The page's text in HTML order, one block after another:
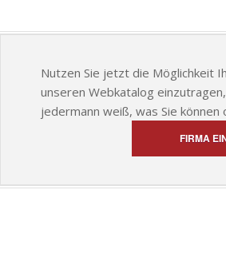
Nutzen Sie jetzt die Möglichkeit
unseren Webkatalog
jedermann weiß, was Sie können
FIRMA